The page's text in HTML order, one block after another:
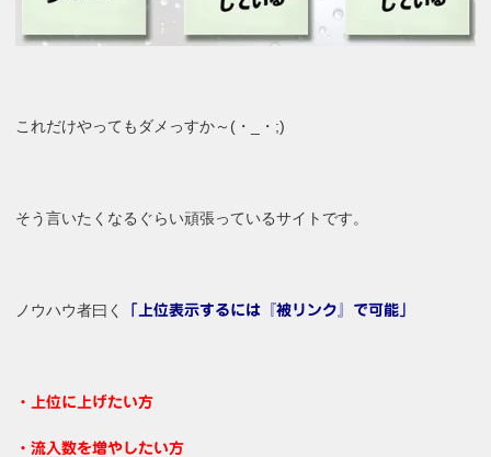
これだけやってもダメっすか～(・_・;)
そう言いたくなるぐらい頑張っているサイトです。
ノウハウ者曰く 「上位表示するには『被リンク』で可能」
・上位に上げたい方
・流入数を増やしたい方